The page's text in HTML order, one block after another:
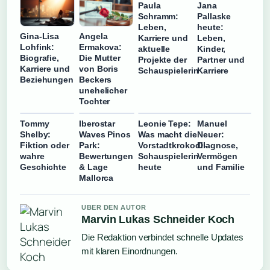
Gina-Lisa
Lohfink:
Biografie,
Karriere und
Beziehungen
Angela
Ermakova:
Die Mutter
von Boris
Beckers
unehelicher
Tochter
Paula
Schramm:
Leben,
Karriere und
aktuelle
Projekte der
Schauspielerin
Jana
Pallaske
heute:
Leben,
Kinder,
Partner und
Karriere
Tommy
Shelby:
Fiktion oder
wahre
Geschichte
Iberostar
Waves Pinos
Park:
Bewertungen
& Lage
Mallorca
Leonie Tepe:
Was macht die
Vorstadtkrokodil-
Schauspielerin
heute
Manuel
Neuer:
Diagnose,
Vermögen
und Familie
UBER DEN AUTOR
Marvin Lukas Schneider Koch
Die Redaktion verbindet schnelle Updates
mit klaren Einordnungen.